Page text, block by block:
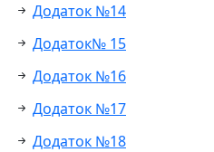
Додаток №14
Додаток№ 15
Додаток №16
Додаток №17
Додаток №18